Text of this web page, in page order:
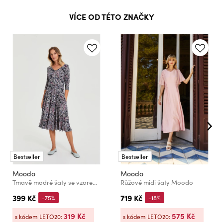
VÍCE OD TÉTO ZNAČKY
Bestseller
Moodo
Tmavě modré šaty se vzorem paisley Moodo
399 Kč -75%
s kódem LETO20:319 Kč
Bestseller
Moodo
Růžové midi šaty Moodo
719 Kč -18%
s kódem LETO20:575 Kč